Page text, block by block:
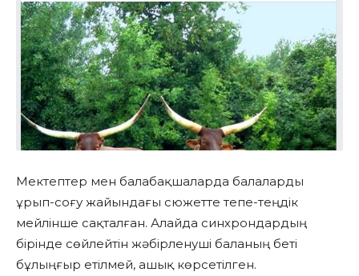
Мектептер мен балабақшаларда балаларды
ұрып-соғу жайындағы сюжетте тепе-теңдік
мейлінше сақталған. Алайда синхрондардың
бірінде сөйлейтін жәбірленуші баланың беті
бұлыңғыр етілмей, ашық көрсетілген.